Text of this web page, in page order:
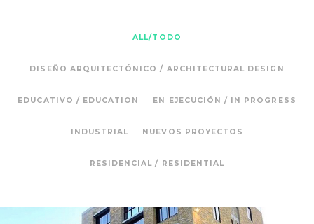
ALL/TODO
DISEÑO ARQUITECTÓNICO / ARCHITECTURAL DESIGN
EDUCATIVO / EDUCATION EN EJECUCIÓN / IN PROGRESS
INDUSTRIAL NUEVOS PROYECTOS
RESIDENCIAL / RESIDENTIAL